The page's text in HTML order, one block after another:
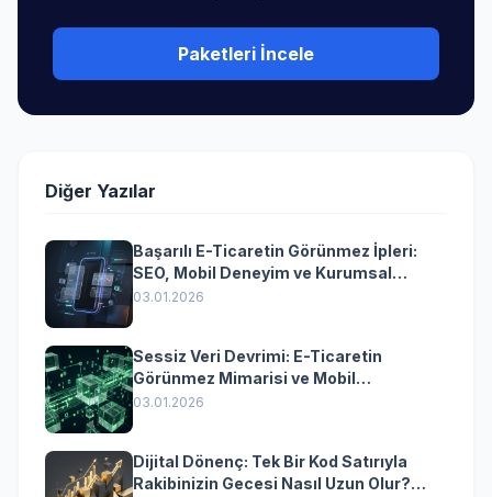
Paketleri İncele
Diğer Yazılar
Başarılı E-Ticaretin Görünmez İpleri:
SEO, Mobil Deneyim ve Kurumsal
Yazılımın Kazandıran Senkronizasyonu
03.01.2026
Sessiz Veri Devrimi: E-Ticaretin
Görünmez Mimarisi ve Mobil
Dönüşümün Kurumsal Anahtarı
03.01.2026
Dijital Dönenç: Tek Bir Kod Satırıyla
Rakibinizin Gecesi Nasıl Uzun Olur?